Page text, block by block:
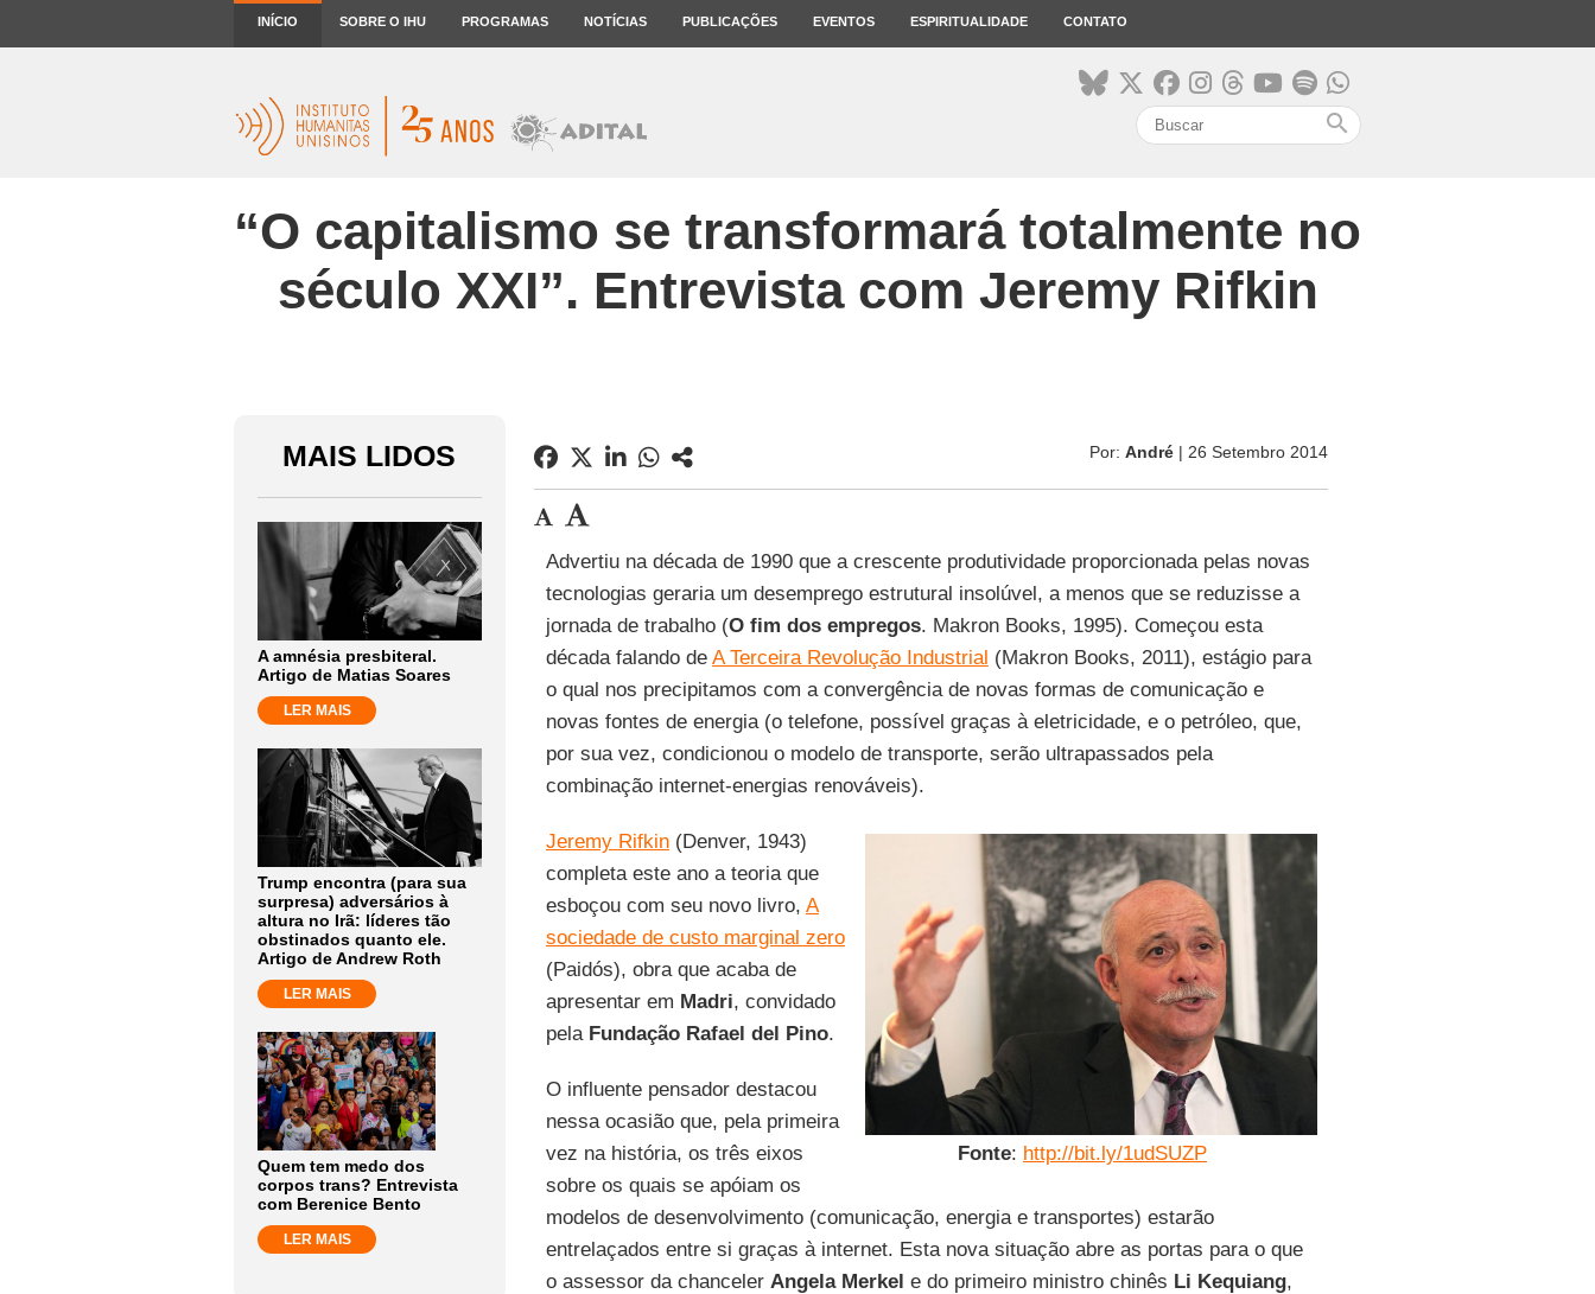
INÍCIO SOBRE O IHU PROGRAMAS NOTÍCIAS PUBLICAÇÕES EVENTOS ESPIRITUALIDADE CONTATO
search
“O capitalismo se transformará totalmente no
século XXI”. Entrevista com Jeremy Rifkin
MAIS LIDOS
A amnésia presbiteral.
Artigo de Matias Soares
LER MAIS
Trump encontra (para sua
surpresa) adversários à
altura no Irã: líderes tão
obstinados quanto ele.
Artigo de Andrew Roth
LER MAIS
Quem tem medo dos
corpos trans? Entrevista
com Berenice Bento
LER MAIS
Por: André| 26 Setembro 2014
Advertiu na década de 1990 que a crescente produtividade proporcionada pelas novas
tecnologias geraria um desemprego estrutural insolúvel, a menos que se reduzisse a
jornada de trabalho (O fim dos empregos. Makron Books, 1995). Começou esta
década falando de A Terceira Revolução Industrial (Makron Books, 2011), estágio para
o qual nos precipitamos com a convergência de novas formas de comunicação e
novas fontes de energia (o telefone, possível graças à eletricidade, e o petróleo, que,
por sua vez, condicionou o modelo de transporte, serão ultrapassados pela
combinação internet-energias renováveis).
Fonte: http://bit.ly/1udSUZP
Jeremy Rifkin(Denver, 1943)
completa este ano a teoria que
esboçou com seu novo livro, A
sociedade de custo marginal zero
(Paidós), obra que acaba de
apresentar em Madri, convidado
pela Fundação Rafael del Pino.
O influente pensador destacou
nessa ocasião que, pela primeira
vez na história, os três eixos
sobre os quais se apóiam os
modelos de desenvolvimento (comunicação, energia e transportes) estarão
entrelaçados entre si graças à internet. Esta nova situação abre as portas para o que
o assessor da chanceler Angela Merkel e do primeiro ministro chinês Li Kequiang,